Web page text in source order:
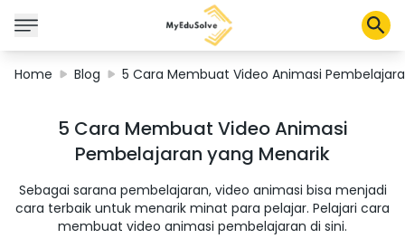
Corporate Solutions
Certifications
About Us
Home Blog 5 Cara Membuat Video Animasi
5 Cara Membuat Video Animasi
Pembelajaran yang Menarik
Sebagai sarana pembelajaran, video animasi bisa menjadi
cara terbaik untuk menarik minat para pelajar. Pelajari cara
membuat video animasi pembelajaran di sini.